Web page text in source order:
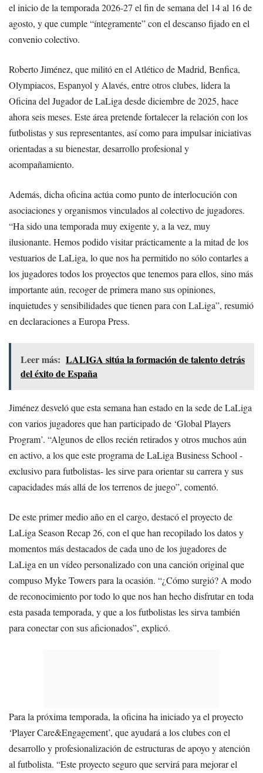
el inicio de la temporada 2026-27 el fin de semana del 14 al 16 de
agosto, y que cumple “íntegramente” con el descanso fijado en el
convenio colectivo.
Roberto Jiménez, que militó en el Atlético de Madrid, Benfica,
Olympiacos, Espanyol y Alavés, entre otros clubes, lidera la
Oficina del Jugador de LaLiga desde diciembre de 2025, hace
ahora seis meses. Este área pretende fortalecer la relación con los
futbolistas y sus representantes, así como para impulsar iniciativas
orientadas a su bienestar, desarrollo profesional y
acompañamiento.
Además, dicha oficina actúa como punto de interlocución con
asociaciones y organismos vinculados al colectivo de jugadores.
“Ha sido una temporada muy exigente y, a la vez, muy
ilusionante. Hemos podido visitar prácticamente a la mitad de los
vestuarios de LaLiga, lo que nos ha permitido no sólo contarles a
los jugadores todos los proyectos que tenemos para ellos, sino más
importante aún, recoger de primera mano sus opiniones,
inquietudes y sensibilidades que tienen para con LaLiga”, resumió
en declaraciones a Europa Press.
Leer más: LALIGA sitúa la formación de talento detrás
del éxito de España
Jiménez desveló que esta semana han estado en la sede de LaLiga
con varios jugadores que han participado de ‘Global Players
Program’. “Algunos de ellos recién retirados y otros muchos aún
en activo, a los que este programa de LaLiga Business School -
exclusivo para futbolistas- les sirve para orientar su carrera y sus
capacidades más allá de los terrenos de juego”, comentó.
De este primer medio año en el cargo, destacó el proyecto de
LaLiga Season Recap 26, con el que han recopilado los datos y
momentos más destacados de cada uno de los jugadores de
LaLiga en un vídeo personalizado con una canción original que
compuso Myke Towers para la ocasión. “¿Cómo surgió? A modo
de reconocimiento por todo lo que nos han hecho disfrutar en toda
esta pasada temporada, y que a los futbolistas les sirva también
para conectar con sus aficionados”, explicó.
Para la próxima temporada, la oficina ha iniciado ya el proyecto
‘Player Care&Engagement’, que ayudará a los clubes con el
desarrollo y profesionalización de estructuras de apoyo y atención
al futbolista. “Este proyecto seguro que servirá para mejorar el